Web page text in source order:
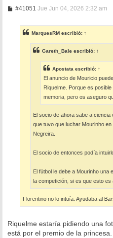
#41051 M
a
j
e
Jue Jun 04, 2026 2:32 am
MarquesRM escribió: ↑
Gareth_Bale escribió: ↑
Apostata escribió: ↑
El anuncio de Mouricio
Riquelme. Porque es
memoria, pero os aseguro
El socio de ahora sabe a
que tuvo que luchar Mourinho
Negreira.
El socio de entonces podía
El fútbol le debe a Mourinho una
la competición, si es que esto es
Florentino no lo intuía. Ayudaba al
Riquelme estaría pidiendo una
está por el premio de la princesa.